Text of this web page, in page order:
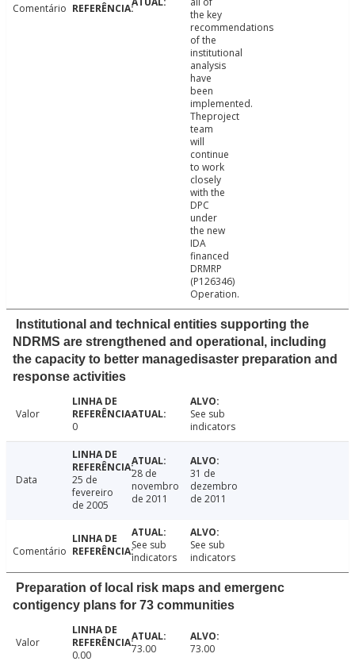
Comentário
the key
recommendations
of the
institutional
analysis
have
been
implemented.
Theproject
team
will
continue
to work
closely
with the
DPC
under
the new
IDA
financed
DRMRP
(P126346)
Operation.
Institutional and technical entities supporting the
NDRMS are strengthened and operational, including
the capacity to better managedisaster preparation and
response activities
Valor
0
See sub
indicators
Data
25 de
fevereiro
de 2005
28 de
novembro
de 2011
31 de
dezembro
de 2011
Comentário
See sub
indicators
See sub
indicators
Preparation of local risk maps and emergenc
contigency plans for 73 communities
Valor
0.00
73.00 73.00